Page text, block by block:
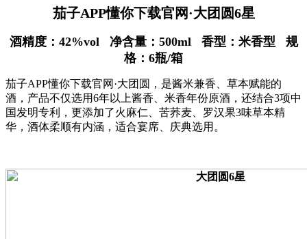
茄子APP懂你下载官网·大团圆6星
酒精度：42%vol 净含量：500ml 香型：米香型 规
格：6瓶/箱
茄子APP懂你下载官网·大团圆，是酱米兼香、草本赋能的
酒，产品不仅选用6年以上酱香、米香年份原酒，还结合3项中
国发明专利，更添加了火麻仁、苦荞麦、罗汉果3味草本精
华，酒体柔顺有内涵，适合宴席、庆典选用。